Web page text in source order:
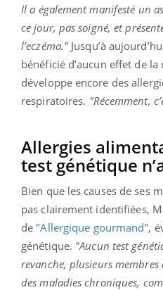
Il a également manifesté un
ce jour, pas soigné, et
l’eczéma." Jusqu’à
bénéficié d’aucun effet de
développe encore des
respiratoires. "Récemment,
Allergies
test génétique
Bien que les causes de ses
pas clairement identifiées,
de "Allergique gourmand",
génétique. "Aucun test
revanche, plusieurs
des maladies chroniques,